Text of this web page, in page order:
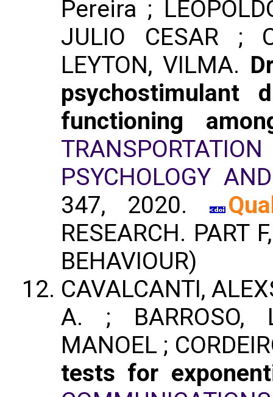
Pereira ;
JULIO CESAR ;
LEYTON, VILMA.
psychostimulant
functioning
PSYCHOLOGY
347, 2020.
RESEARCH. PART
BEHAVIOUR)
CAVALCANTI,
A. ; BARROSO,
MANOEL ;
tests for